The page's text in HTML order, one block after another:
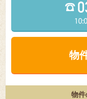
東京都
物